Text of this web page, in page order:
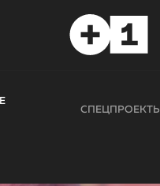
СПЕЦПРОЕКТЫ